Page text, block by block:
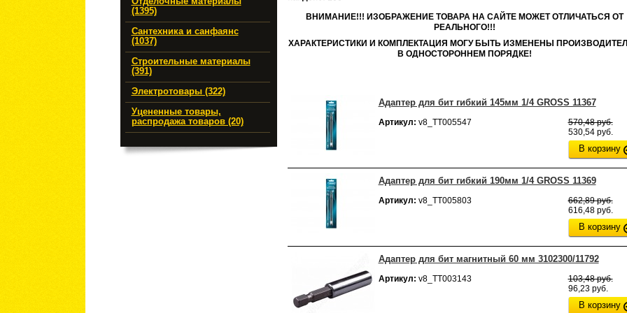
(1395)
Сантехника и санфаянс
(1037)
Строительные материалы
(391)
Электротовары (322)
Уцененные товары,
распродажа товаров (20)
ВНИМАНИЕ!!! ИЗОБРАЖЕНИЕ ТОВАРА НА САЙТЕ МОЖЕТ ОТЛИЧАТЬСЯ ОТ
РЕАЛЬНОГО!!!
ХАРАКТЕРИСТИКИ И КОМПЛЕКТАЦИЯ МОГУ БЫТЬ ИЗМЕНЕНЫ
В ОДНОСТОРОННЕМ ПОРЯДКЕ!
Адаптер для бит гибкий 145мм 1/4 GROSS 11367
Артикул: v8_ТТ005547
570,48 руб.
530,54 руб.
В корзину
Адаптер для бит гибкий 190мм 1/4 GROSS 11369
Артикул: v8_ТТ005803
662,89 руб.
616,48 руб.
В корзину
Адаптер для бит магнитный 60 мм 3102300/11792
Артикул: v8_ТТ003143
103,48 руб.
96,23 руб.
В корзину